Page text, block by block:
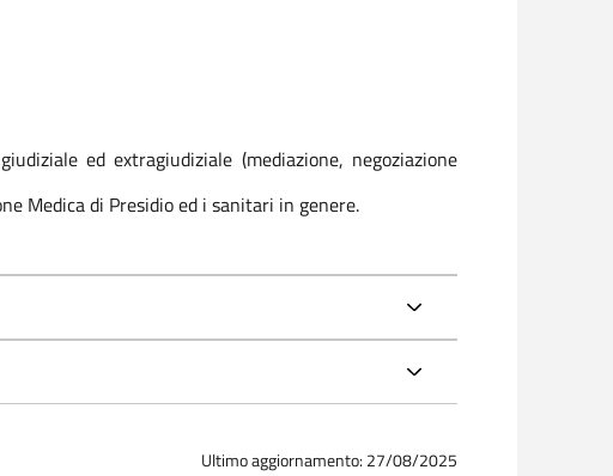
ed extragiudiziale (mediazione, negoziazione
Medica di Presidio ed i sanitari in genere.
Ultimo aggiornamento: 27/08/2025